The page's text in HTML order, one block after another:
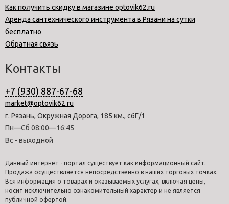
Как получить скидку в магазине optovik62.ru
Аренда сантехнического инструмента в Рязани на сутки
бесплатно
Обратная связь
Контакты
+7 (930) 887-67-68
market@optovik62.ru
г. Рязань, Окружная Дорога, 185 км., с6Г/1
Пн—Сб 08:00—16:45
Вс - выходной
Данный интернет - портал существует как информационный сайт.
Продажа осуществляется непосредственно в наших торговых точках.
Вся информация о товарах и оказываемых услугах, включая цены,
носит исключительно ознакомительный характер и не является
публичной офертой.